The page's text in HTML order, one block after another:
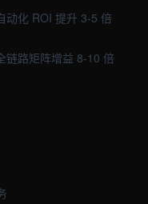
动化 ROI 提升 3-5 倍
链路矩阵增益 8-10 倍